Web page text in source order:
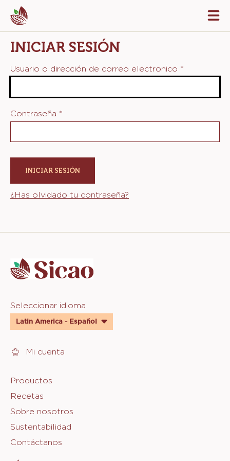
Skip
to
main
content
INICIAR SESIÓN
Usuario o dirección de correo electronico *
Contraseña *
¿Has olvidado tu contraseña?
info
Website
quick
links
Seleccionar idioma
Latin America - Español
Mi cuenta
Footer
Sicao
Productos
Recetas
Sobre nosotros
Sustentabilidad
Contáctanos